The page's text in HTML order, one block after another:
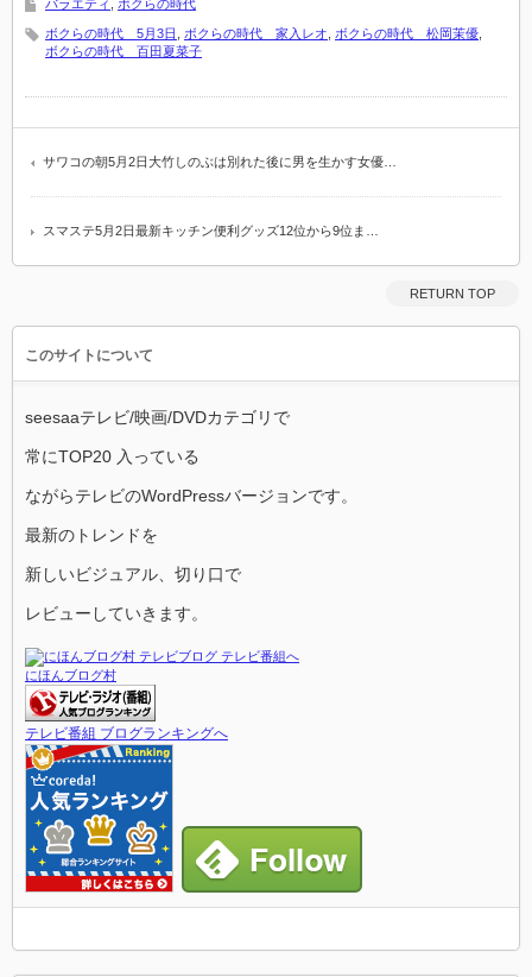
バラエティ ボクらの時代
ボクらの時代 5月3日 ボクらの時代 家入レオ ボクらの時代 松岡茉優
ボクらの時代 百田夏菜子
サワコの朝5月2日大竹しのぶは別れた後に男を生かす女優…
スマステ5月2日最新キッチン便利グッズ12位から9位ま…
RETURN TOP
このサイトについて
seesaaテレビ/映画/DVDカテゴリで
常にTOP20 入っている
ながらテレビのWordPressバージョンです。
最新のトレンドを
新しいビジュアル、切り口で
レビューしていきます。
にほんブログ村
テレビ番組 ブログランキングへ